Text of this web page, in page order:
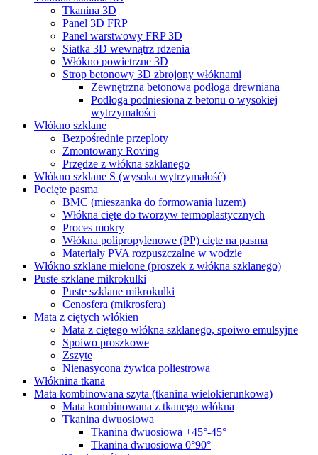
Tkanina 3D
Panel 3D FRP
Panel warstwowy FRP 3D
Siatka 3D wewnątrz rdzenia
Włókno powietrzne 3D
Strop betonowy 3D zbrojony włóknami
Zewnętrzna betonowa podłoga drewniana
Podłoga podniesiona z betonu o wysokiej
wytrzymałości
Włókno szklane
Bezpośrednie przeploty
Zmontowany Roving
Przędze z włókna szklanego
Włókno szklane S (wysoka wytrzymałość)
Pocięte pasma
BMC (mieszanka do formowania luzem)
Włókna cięte do tworzyw termoplastycznych
Proces mokry
Włókna polipropylenowe (PP) cięte na pasma
Materiały PVA rozpuszczalne w wodzie
Włókno szklane mielone (proszek z włókna szklanego)
Puste szklane mikrokulki
Puste szklane mikrokulki
Cenosfera (mikrosfera)
Mata z ciętych włókien
Mata z ciętego włókna szklanego, spoiwo emulsyjne
Spoiwo proszkowe
Zszyte
Nienasycona żywica poliestrowa
Włóknina tkana
Mata kombinowana szyta (tkanina wielokierunkowa)
Mata kombinowana z tkanego włókna
Tkanina dwuosiowa
Tkanina dwuosiowa +45°-45°
Tkanina dwuosiowa 0°90°